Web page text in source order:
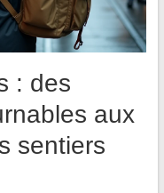
: des
aux
sentiers